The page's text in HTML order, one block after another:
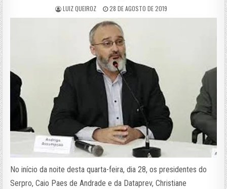
LUIZ QUEIROZ 28 DE AGOSTO DE 2019
No início da noite desta quarta-feira, dia 28, os presidentes do
Serpro, Caio Paes de Andrade e da Dataprev, Christiane